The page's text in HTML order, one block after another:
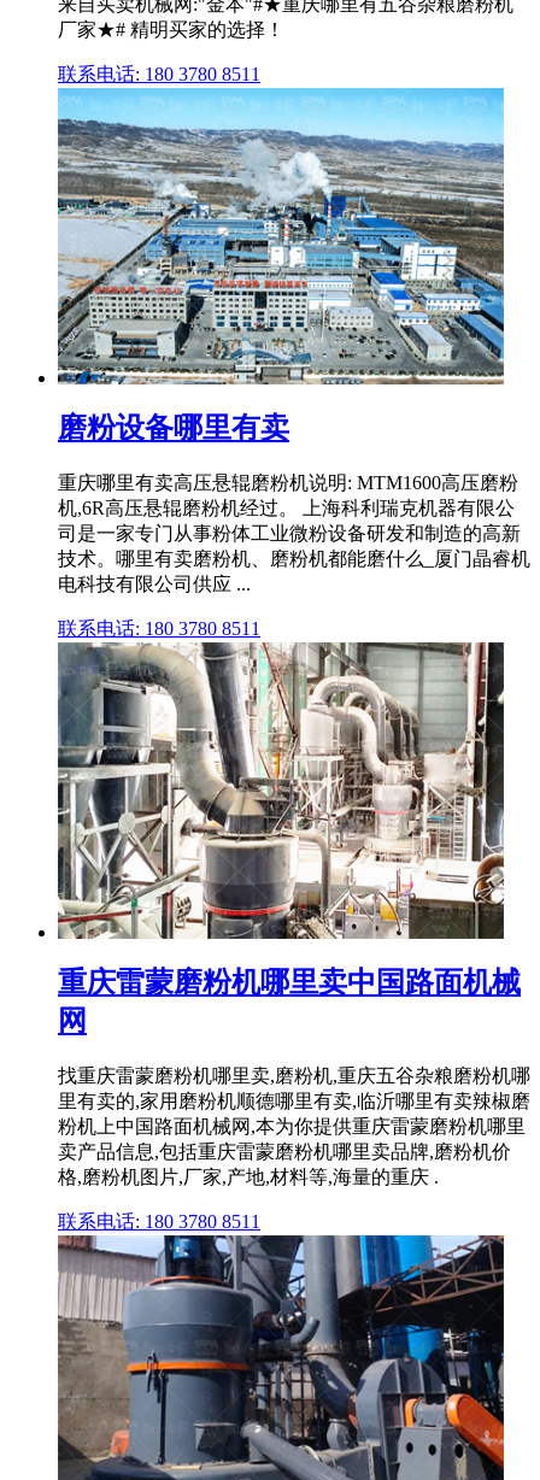
厂家★# 精明买家的选择！
联系电话: 180 3780 8511
磨粉设备哪里有卖
重庆哪里有卖高压悬辊磨粉机说明: MTM1600高压磨粉
机,6R高压悬辊磨粉机经过。 上海科利瑞克机器有限公
司是一家专门从事粉体工业微粉设备研发和制造的高新
技术。哪里有卖磨粉机、磨粉机都能磨什么_厦门晶睿机
电科技有限公司供应 ...
联系电话: 180 3780 8511
重庆雷蒙磨粉机哪里卖中国路面机械
网
找重庆雷蒙磨粉机哪里卖,磨粉机,重庆五谷杂粮磨粉机哪
里有卖的,家用磨粉机顺德哪里有卖,临沂哪里有卖辣椒磨
粉机上中国路面机械网,本为你提供重庆雷蒙磨粉机哪里
卖产品信息,包括重庆雷蒙磨粉机哪里卖品牌,磨粉机价
格,磨粉机图片,厂家,产地,材料等,海量的重庆 .
联系电话: 180 3780 8511